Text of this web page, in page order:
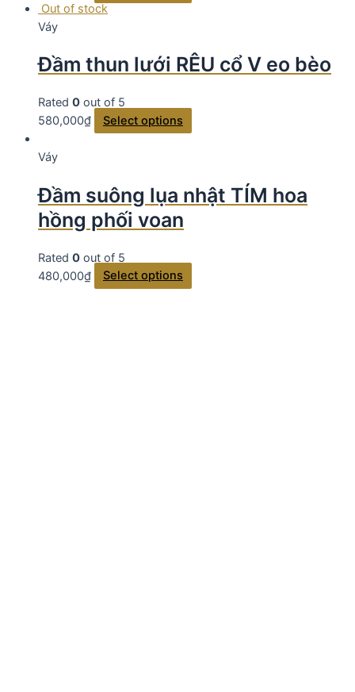
Out of stock
Váy
Đầm thun lưới RÊU cổ V eo bèo
Rated 0 out of 5
580,000₫ Select options
Váy
Đầm suông lụa nhật TÍM hoa
hồng phối voan
Rated 0 out of 5
480,000₫ Select options